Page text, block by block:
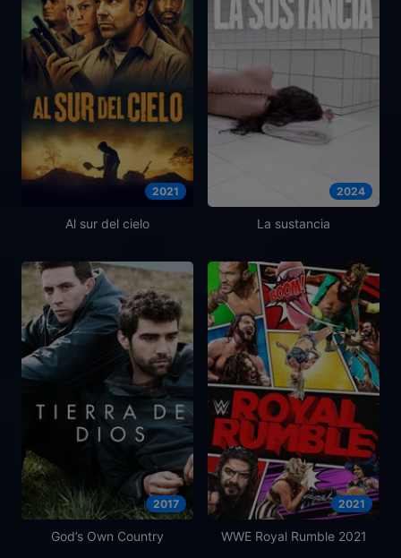
2021
Al sur del cielo
2024
La sustancia
2017
God’s Own Country
2021
WWE Royal Rumble 2021